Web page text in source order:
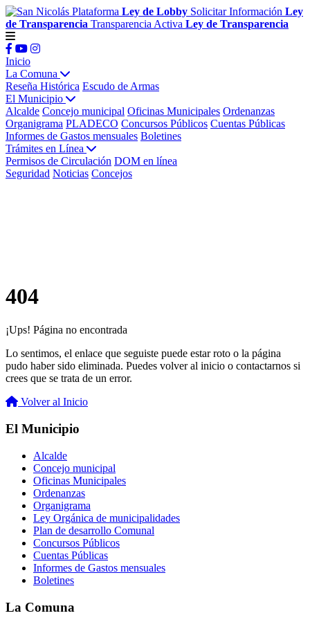
Plataforma Ley de Lobby Solicitar Información Ley
de Transparencia Transparencia Activa Ley de Transparencia
Inicio
La Comuna
Reseña Histórica Escudo de Armas
El Municipio
Alcalde Concejo municipal Oficinas Municipales Ordenanzas
Organigrama PLADECO Concursos Públicos Cuentas Públicas
Informes de Gastos mensuales Boletines
Trámites en Línea
Permisos de Circulación DOM en línea
Seguridad Noticias Concejos
404
¡Ups! Página no encontrada
Lo sentimos, el enlace que seguiste puede estar roto o la página
pudo haber sido eliminada. Puedes volver al inicio o contactarnos si
crees que se trata de un error.
Volver al Inicio
El Municipio
Alcalde
Concejo municipal
Oficinas Municipales
Ordenanzas
Organigrama
Ley Orgánica de municipalidades
Plan de desarrollo Comunal
Concursos Públicos
Cuentas Públicas
Informes de Gastos mensuales
Boletines
La Comuna